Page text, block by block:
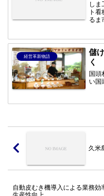
しま
ト
るま
業
電
引先
る...
経営革新物語
儲
く
国頭
い国
久米
自動皮むき機導入による業務効